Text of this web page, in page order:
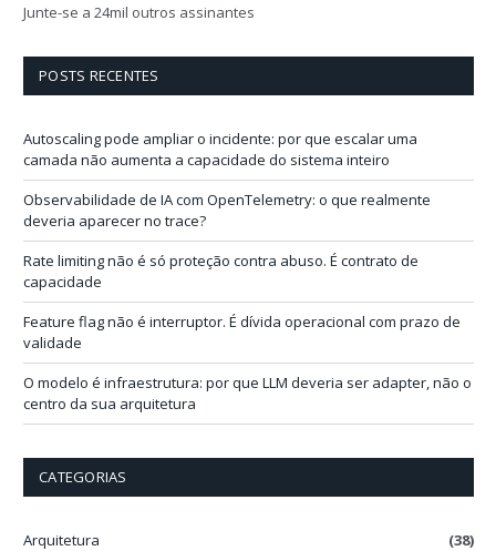
ç
i
Junte-se a 24mil outros assinantes
POSTS RECENTES
Autoscaling pode ampliar o incidente: por que escalar uma
camada não aumenta a capacidade do sistema inteiro
Observabilidade de IA com OpenTelemetry: o que realmente
deveria aparecer no trace?
Rate limiting não é só proteção contra abuso. É contrato de
capacidade
Feature flag não é interruptor. É dívida operacional com prazo de
validade
O modelo é infraestrutura: por que LLM deveria ser adapter, não o
centro da sua arquitetura
CATEGORIAS
Arquitetura
(38)